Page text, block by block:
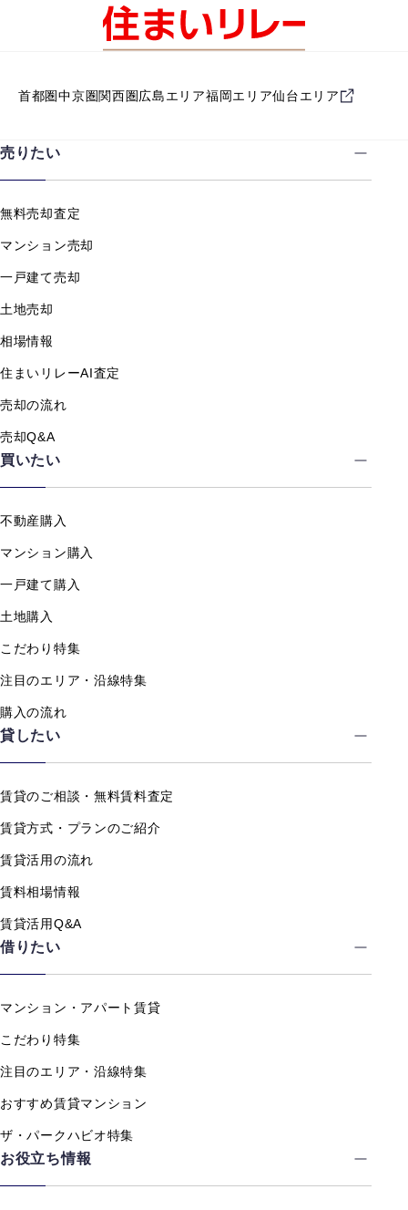
首都圏中京圏関西圏広島エリア福岡エリア仙台エリア
売りたい
無料売却査定
マンション売却
一戸建て売却
土地売却
相場情報
住まいリレーAI査定
売却の流れ
売却Q&A
買いたい
不動産購入
マンション購入
一戸建て購入
土地購入
こだわり特集
注目のエリア・沿線特集
購入の流れ
貸したい
賃貸のご相談・無料賃料査定
賃貸方式・プランのご紹介
賃貸活用の流れ
賃料相場情報
賃貸活用Q&A
借りたい
マンション・アパート賃貸
こだわり特集
注目のエリア・沿線特集
おすすめ賃貸マンション
ザ・パークハビオ特集
お役立ち情報